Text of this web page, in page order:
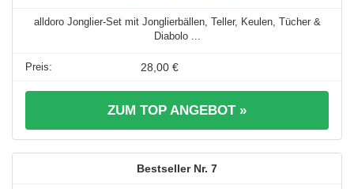
alldoro Jonglier-Set mit Jonglierbällen, Teller, Keulen, Tücher &
Diabolo ...
28,00 €
ZUM TOP ANGEBOT »
7